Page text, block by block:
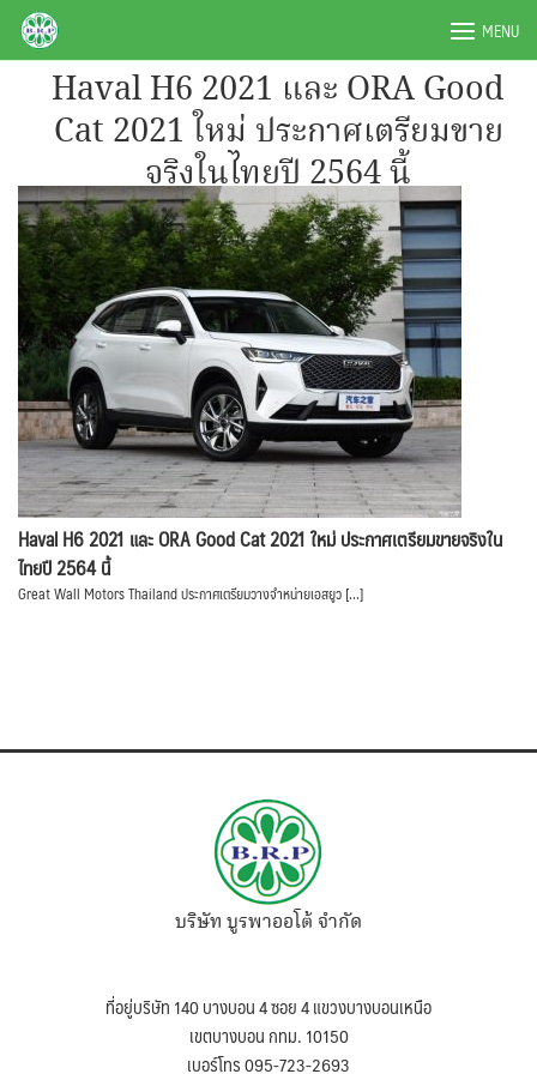
SkipBRPAUTO.COM MENU
Haval H6 2021 และ ORA Good
Cat 2021 ใหม่ ประกาศเตรียมขาย
จริงในไทยปี 2564 นี้
Haval H6 2021 และ ORA Good Cat 2021 ใหม่ ประกาศเตรียมขายจริงใน
ไทยปี 2564 นี้
Great Wall Motors Thailand ประกาศเตรียมวางจำหน่ายเอสยูว […]
บริษัท บูรพาออโต้ จำกัด
ที่อยู่บริษัท 140 บางบอน 4 ซอย 4 แขวงบางบอนเหนือ
เขตบางบอน กทม. 10150
เบอร์โทร 095-723-2693